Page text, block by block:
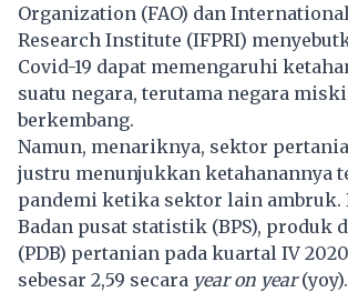
Organization (FAO) dan
Research Institute (IFPRI)
Covid-19 dapat memengaruhi
suatu negara, terutama negara
berkembang.
Namun, menariknya, sektor
justru menunjukkan ketahanannya
pandemi ketika sektor lain ambruk.
Badan pusat statistik (BPS), produk
(PDB) pertanian pada kuartal IV
sebesar 2,59 secara year on year